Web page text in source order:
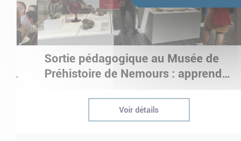
Sortie pédagogique au Musée de
Préhistoire de Nemours : apprendre
Voir détails